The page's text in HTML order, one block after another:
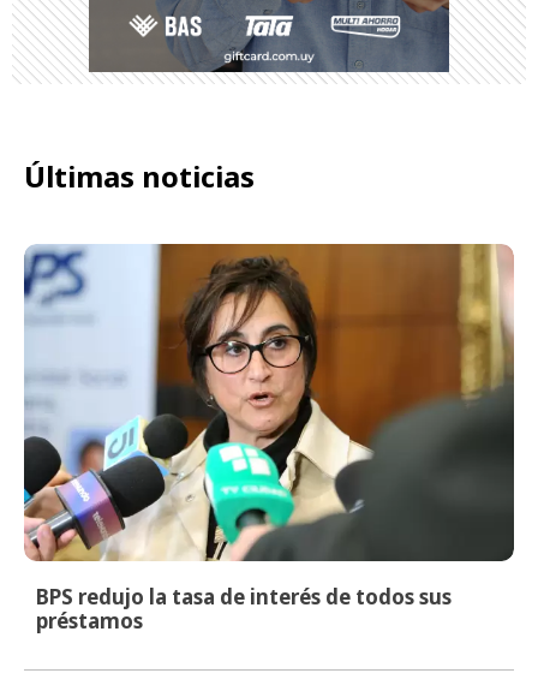
Últimas noticias
BPS redujo la tasa de interés de todos sus
préstamos